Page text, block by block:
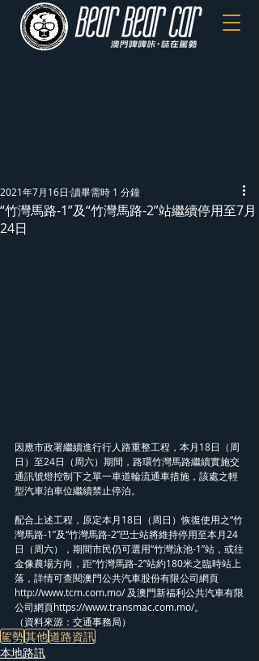
“竹灣馬路-1”及“竹灣馬路-2”站繼續停用至7月
24日
2021年7月16日 讀畢需時 1 分鐘
因應市政署繼續進行行人路重整工程，本月18日（周
日）至24日（周六）期間，路環竹灣馬路繼續實施交
通訊號燈控制下之單一車道輪流通車措施，該處之輕
型汽車泊車位繼續禁止停泊。
配合上述工程，原定本月18日（周日）恢復使用之“竹
灣馬路-1”及“竹灣馬路-2”巴士站將維持停用至本月24
日（周六），期間市民仍可選用“竹灣泳池-1”站，或往
金像農場方向，距“竹灣馬路-2”站約180米之臨時站上
落，詳情可查閱澳門公共汽車股份有限公司網頁
http://www.tcm.com.mo/ 及澳門新福利公共汽車有限
公司網頁https://www.transmac.com.mo/。
（資料來源：交通事務局）
駕勢其他道路資訊
本地路訊